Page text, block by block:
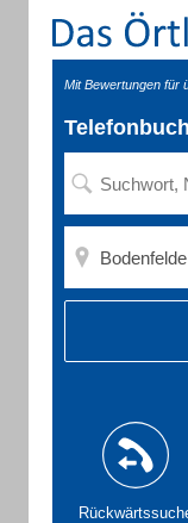
Mit Bewertungen für